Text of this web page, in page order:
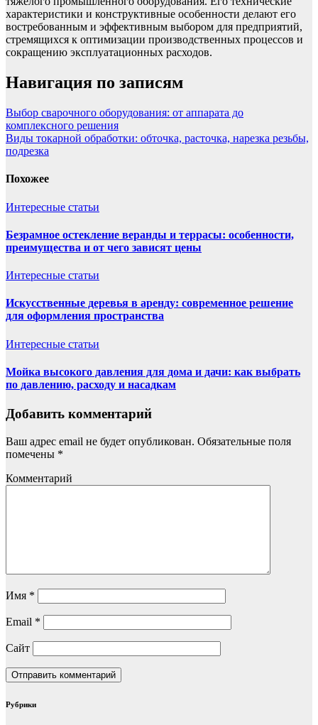
характеристики и конструктивные особенности делают его
востребованным и эффективным выбором для предприятий,
стремящихся к оптимизации производственных процессов и
сокращению эксплуатационных расходов.
Навигация по записям
Выбор сварочного оборудования: от аппарата до
комплексного решения
Виды токарной обработки: обточка, расточка, нарезка резьбы,
подрезка
Похожее
Интересные статьи
Безрамное остекление веранды и террасы: особенности,
преимущества и от чего зависят цены
Интересные статьи
Искусственные деревья в аренду: современное решение
для оформления пространства
Интересные статьи
Мойка высокого давления для дома и дачи: как выбрать
по давлению, расходу и насадкам
Добавить комментарий
Ваш адрес email не будет опубликован. Обязательные поля
помечены *
Комментарий
Имя *
Email *
Сайт
Рубрики